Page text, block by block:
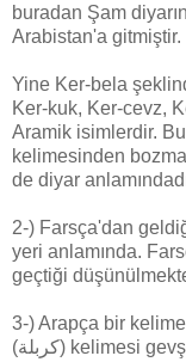
buradan Şam
Arabistan'a gitmiştir.
Yine Ker-bela
Ker-kuk, Ker-cevz,
Aramik isimlerdir.
kelimesinden
de diyar
2-) Farsça'dan
yeri anlamında.
geçtiği
3-) Arapça bir
(كربلة) kelimesi gevşeklik anlamına gelir. Hani elin ayağın